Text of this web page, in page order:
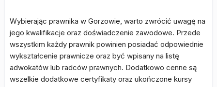
Wybierając prawnika w Gorzowie, warto zwrócić uwagę na
jego kwalifikacje oraz doświadczenie zawodowe. Przede
wszystkim każdy prawnik powinien posiadać odpowiednie
wykształcenie prawnicze oraz być wpisany na listę
adwokatów lub radców prawnych. Dodatkowo cenne są
wszelkie dodatkowe certyfikaty oraz ukończone kursy